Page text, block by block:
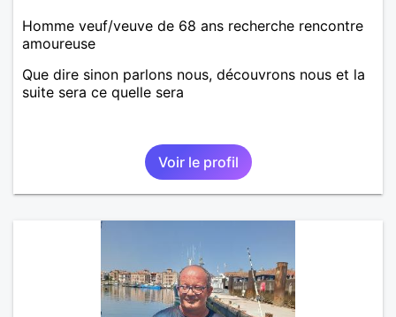
Homme veuf/veuve de 68 ans recherche rencontre
amoureuse
Que dire sinon parlons nous, découvrons nous et la
suite sera ce quelle sera
Voir le profil